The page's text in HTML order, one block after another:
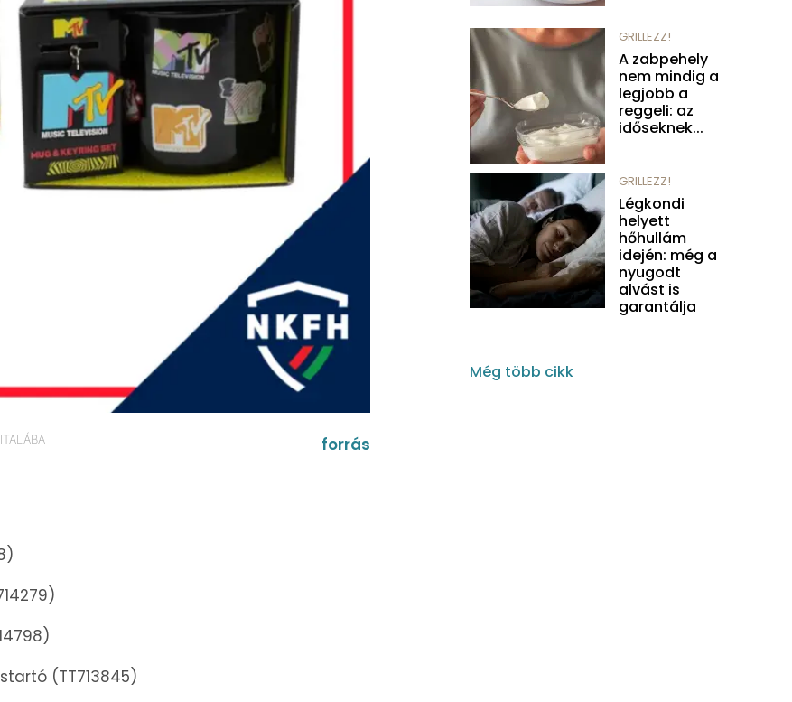
forrás
(TT713845)
GRILLEZZ!
A zabpehely
nem mindig a
legjobb a
reggeli: az
időseknek...
GRILLEZZ!
Légkondi
helyett
hőhullám
idején: még a
nyugodt
alvást is
garantálja
Még több cikk